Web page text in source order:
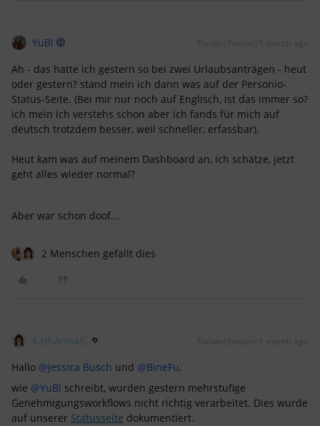
YuBl Forum|Forum|1 month ago
Ah - das hatte ich gestern so bei zwei Urlaubsanträgen - heut
oder gestern? stand mein ich dann was auf der Personio-
Status-Seite. (Bei mir nur noch auf Englisch, ist das immer so?
ich mein ich verstehs schon aber ich fands für mich auf
deutsch trotzdem besser, weil schneller, erfassbar).
Heut kam was auf meinem Dashboard an, ich schätze, jetzt
geht alles wieder normal?
Aber war schon doof...
2 Menschen gefällt dies
KatharinaS. Forum|Forum|1 month ago
Hallo ​ @Jessica Busch und ​ @BineFu,
wie ​ @YuBl schreibt, wurden gestern mehrstufige
Genehmigungsworkflows nicht richtig verarbeitet. Dies wurde
auf unserer Statusseite dokumentiert.